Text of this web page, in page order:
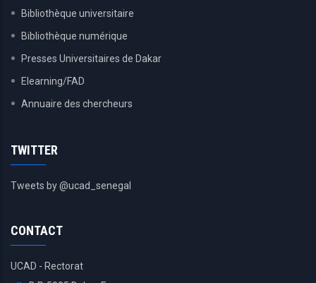
Bibliothèque universitaire
Bibliothèque numérique
Presses Universitaires de Dakar
Elearning/FAD
Annuaire des chercheurs
TWITTER
Tweets by @ucad_senegal
CONTACT
UCAD - Rectorat